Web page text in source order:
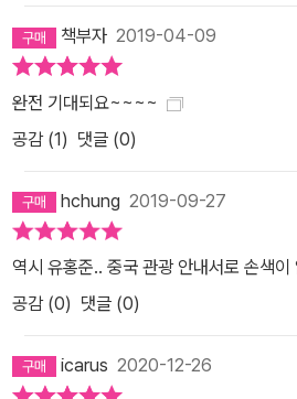
니라, 만리장성 등과 함께 중국에서 최초
정된 저명한 불교 유적지다. 수준 높은 불
역의 역사와 생활상을 알 수 있는 그림들
료가 된다. 한편 명사산과 월아천은 ‘로망
을 일으키는 자연 경관으로 요즘 관광객
이곳에 발을 들이면 그 옛날 사막을 가로
도를 위해 떠난 승려들의 그림자가 어른거리는 듯
문화유산을 찾아 떠나는 장쾌한 첫걸음! 저자는 중국 답사기를 시작
하는 서문에서 “중국은 우리와 함께 동아
막강한 이웃이다. 상황이 이럴진대 우리
해할 필요가 있다. 그런 의미에서 나에게
책부자 2019-04-09
완전 기대되요~~~~
공감 (1) 댓글 (0)
hchung 2019-09-27
역시 유홍준.. 중국 관광 안내서로 손색이
공감 (0) 댓글 (0)
icarus 2020-12-26